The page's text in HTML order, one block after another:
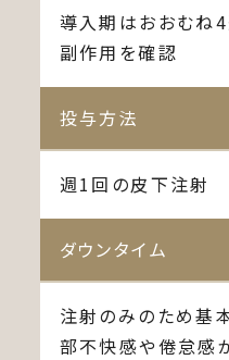
導入期はおおむね4
副作用を確認
投与方法
週1回の皮下注射
ダウンタイム
注射のみのため基
部不快感や倦怠感